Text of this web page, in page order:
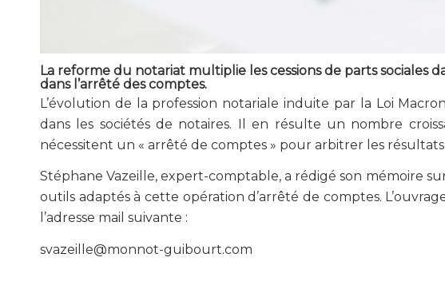
La reforme du notariat multiplie les cessions de parts sociales
dans l’arrêté des comptes.
L’évolution de la profession notariale induite par la Loi
dans les sociétés de notaires. Il en résulte un nombre
nécessitent un « arrêté de comptes » pour arbitrer les
Stéphane Vazeille, expert-comptable, a rédigé son mémoire
outils adaptés à cette opération d’arrêté de comptes.
l’adresse mail suivante :
svazeille@monnot-guibourt.com